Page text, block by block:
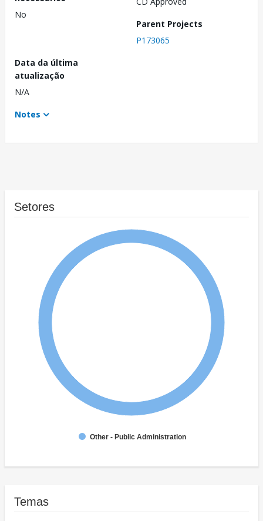
No
Parent Projects
P173065
Data da última
atualização
N/A
Notes
Setores
Other - Public Administration
Temas